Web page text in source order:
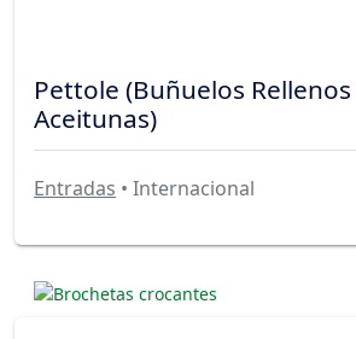
Pettole (Buñuelos
Aceitunas)
Entradas • Internacional